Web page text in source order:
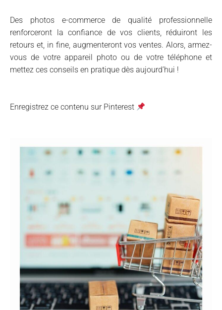
Des photos e-commerce de qualité professionnelle
renforceront la confiance de vos clients, réduiront les
retours et, in fine, augmenteront vos ventes. Alors, armez-
vous de votre appareil photo ou de votre téléphone et
mettez ces conseils en pratique dès aujourd’hui !
Enregistrez ce contenu sur Pinterest